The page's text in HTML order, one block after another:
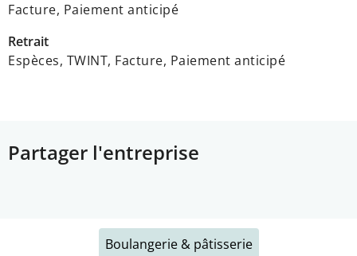
Facture, Paiement anticipé
Retrait
Espèces, TWINT, Facture, Paiement anticipé
Partager l'entreprise
Boulangerie & pâtisserie